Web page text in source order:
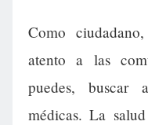
Como
atento a las
puedes, buscar
médicas. La